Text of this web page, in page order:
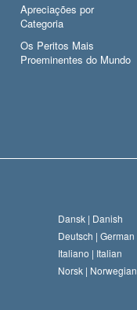
Apreciações por
Categoria
Os Peritos Mais
Proeminentes do Mundo
Dansk | Danish
Deutsch | German
Italiano | Italian
Norsk | Norwegian